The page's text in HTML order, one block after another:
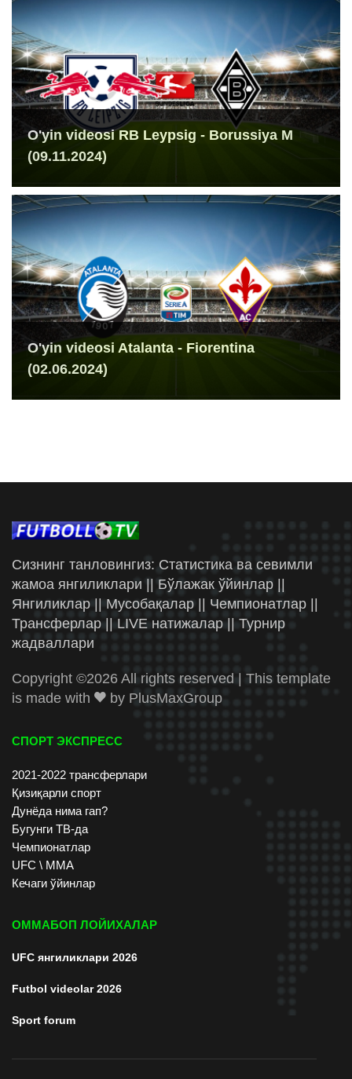
O'yin videosi RB Leypsig - Borussiya M
(09.11.2024)
O'yin videosi Atalanta - Fiorentina
(02.06.2024)
Сизнинг танловингиз: Статистика ва севимли
жамоа янгиликлари || Бўлажак ўйинлар ||
Янгиликлар || Мусобақалар || Чемпионатлар ||
Трансферлар || LIVE натижалар || Турнир
жадваллари
Copyright ©2026 All rights reserved | This template
is made with
by PlusMaxGroup
СПОРТ ЭКСПРЕСС
2021-2022 трансферлари
Қизиқарли спорт
Дунёда нима гап?
Бугунги ТВ-да
Чемпионатлар
UFC \ ММА
Кечаги ўйинлар
ОММАБОП ЛОЙИХАЛАР
UFC янгиликлари 2026
Futbol videolar 2026
Sport forum